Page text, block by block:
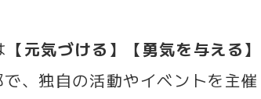
【元気づける】【勇気を与える
、独自の活動やイベントを主